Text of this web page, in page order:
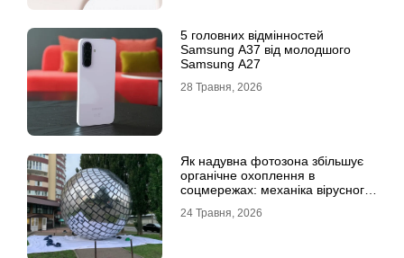
5 головних відмінностей
Samsung A37 від молодшого
Samsung A27
28 Травня, 2026
Як надувна фотозона збільшує
органічне охоплення в
соцмережах: механіка вірусного
24 Травня, 2026